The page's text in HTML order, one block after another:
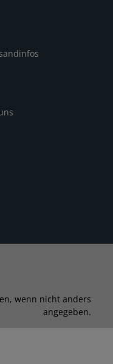
wenn nicht anders
angegeben.